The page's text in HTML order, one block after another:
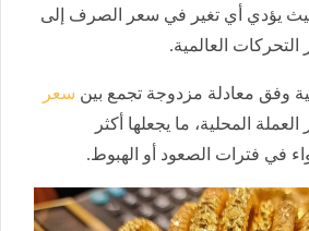
يؤدي أي تغير في سعر الصرف إلى
العالمية.
وفق معادلة مزدوجة تجمع بين سعر
المحلية، ما يجعلها أكثر
في فترات الصعود أو الهبوط.